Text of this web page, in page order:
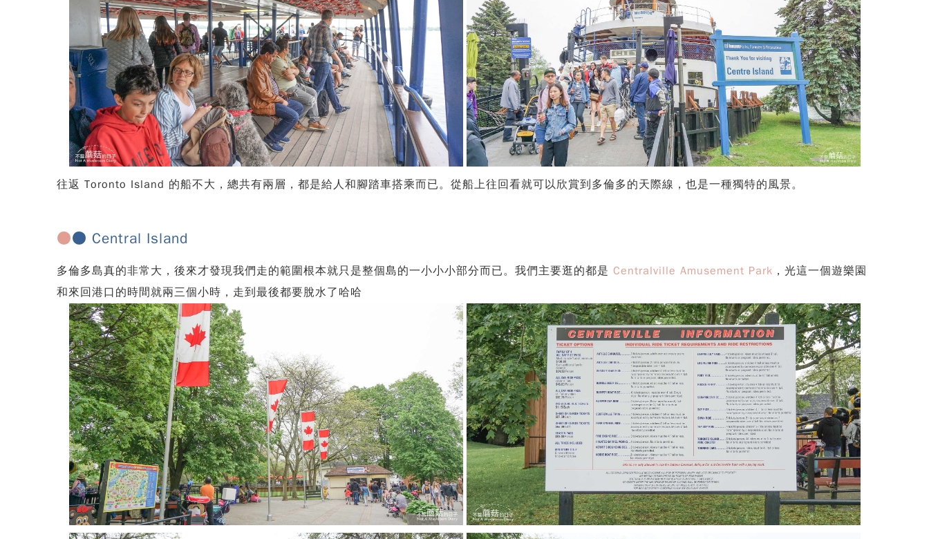
往返 Toronto Island 的船不大，總共有兩層，都是給人和腳踏車搭乘而已。從船上往回看就可以欣賞到多倫多的天際線，也是一種獨特的風景。
●● Central Island
多倫多島真的非常大，後來才發現我們走的範圍根本就只是整個島的一小小小部分而已。我們主要逛的都是 Centralville Amusement Park ，光這一個遊樂園
和來回港口的時間就兩三個小時，走到最後都要脫水了哈哈